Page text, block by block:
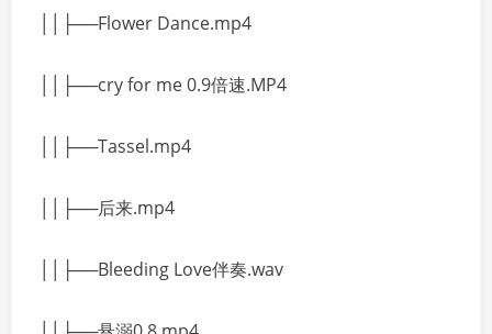
││├──Flower Dance.mp4
││├──cry for me 0.9倍速.MP4
││├──Tassel.mp4
││├──后来.mp4
││├──Bleeding Love伴奏.wav